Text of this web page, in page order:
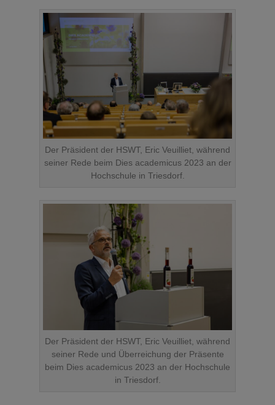
Der Präsident der HSWT, Eric Veuilliet, während
seiner Rede beim Dies academicus 2023 an der
Hochschule in Triesdorf.
Der Präsident der HSWT, Eric Veuilliet, während
seiner Rede und Überreichung der Präsente
beim Dies academicus 2023 an der Hochschule
in Triesdorf.